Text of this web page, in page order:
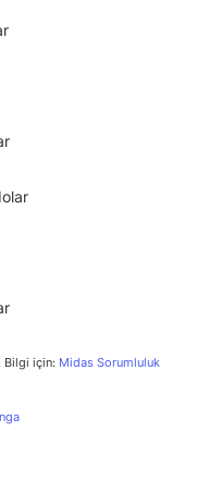
Bilgi için: Midas Sorumluluk